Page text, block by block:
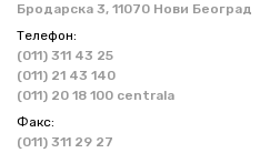
Бродарска 3, 11070 Нови Београд
Телефон:
(011) 311 43 25
(011) 21 43 140
(011) 20 18 100 centrala
Факс:
(011) 311 29 27